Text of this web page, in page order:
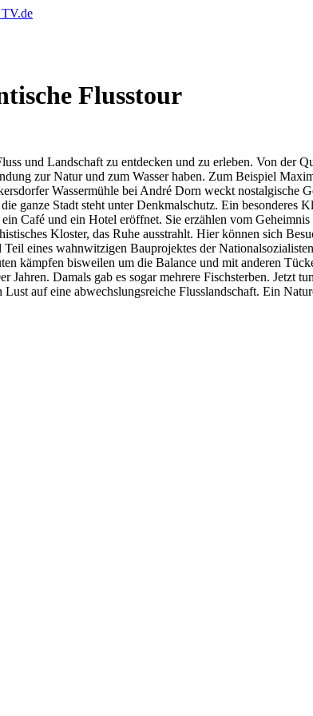
Flusstour
und Landschaft zu entdecken und zu erleben. Von der
zur Natur und zum Wasser haben. Zum Beispiel
Wassermühle bei André Dorn weckt nostalgische
ganze Stadt steht unter Denkmalschutz. Ein
Café und ein Hotel eröffnet. Sie erzählen vom
Kloster, das Ruhe ausstrahlt. Hier können sich
eines wahnwitzigen Bauprojektes der
kämpfen bisweilen um die Balance und mit anderen
Jahren. Damals gab es sogar mehrere Fischsterben.
auf eine abwechslungsreiche Flusslandschaft. Ein